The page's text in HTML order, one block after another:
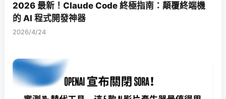
2026 最新！Claude Code 終極指南：顛覆終端機
的 AI 程式開發神器
2026/4/24